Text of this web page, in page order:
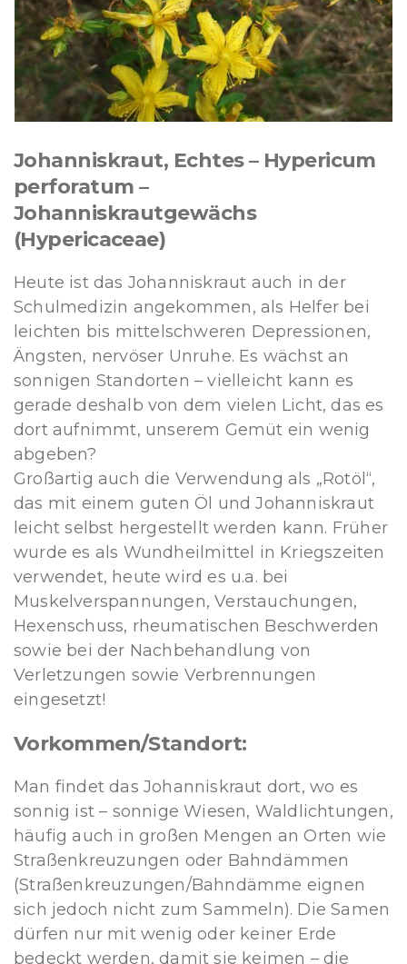
Johanniskraut, Echtes – Hypericum
perforatum –
Johanniskrautgewächs
(Hypericaceae)
Heute ist das Johanniskraut auch in der
Schulmedizin angekommen, als Helfer bei
leichten bis mittelschweren Depressionen,
Ängsten, nervöser Unruhe. Es wächst an
sonnigen Standorten – vielleicht kann es
gerade deshalb von dem vielen Licht, das es
dort aufnimmt, unserem Gemüt ein wenig
abgeben?
Großartig auch die Verwendung als „Rotöl“,
das mit einem guten Öl und Johanniskraut
leicht selbst hergestellt werden kann. Früher
wurde es als Wundheilmittel in Kriegszeiten
verwendet, heute wird es u.a. bei
Muskelverspannungen, Verstauchungen,
Hexenschuss, rheumatischen Beschwerden
sowie bei der Nachbehandlung von
Verletzungen sowie Verbrennungen
eingesetzt!
Vorkommen/Standort:
Man findet das Johanniskraut dort, wo es
sonnig ist – sonnige Wiesen, Waldlichtungen,
häufig auch in großen Mengen an Orten wie
Straßenkreuzungen oder Bahndämmen
(Straßenkreuzungen/Bahndämme eignen
sich jedoch nicht zum Sammeln). Die Samen
dürfen nur mit wenig oder keiner Erde
bedeckt werden, damit sie keimen – die